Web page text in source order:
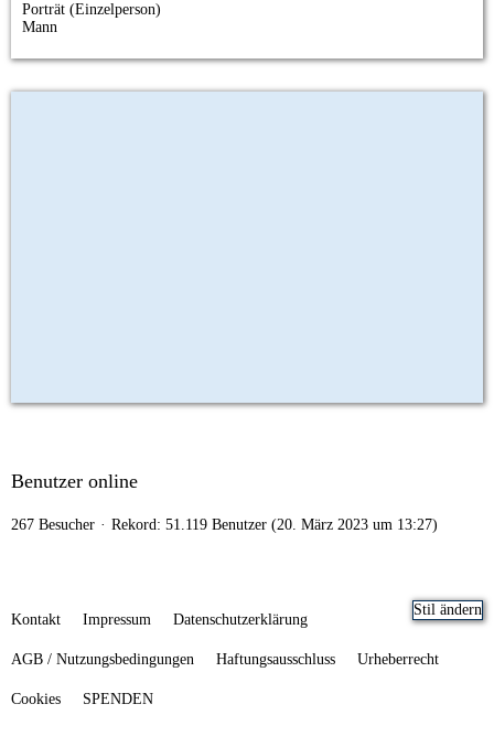
Porträt (Einzelperson)
Mann
Benutzer online
267 Besucher Rekord: 51.119 Benutzer (20. März 2023 um 13:27)
Stil ändern
Kontakt Impressum Datenschutzerklärung
AGB / Nutzungsbedingungen Haftungsausschluss Urheberrecht
Cookies SPENDEN